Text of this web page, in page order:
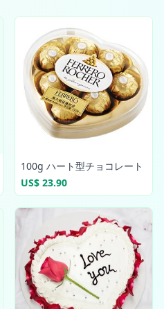
100g ハート型チョコレート
US$ 23.90